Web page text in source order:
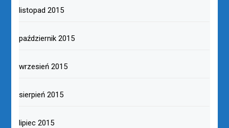
listopad 2015
październik 2015
wrzesień 2015
sierpień 2015
lipiec 2015